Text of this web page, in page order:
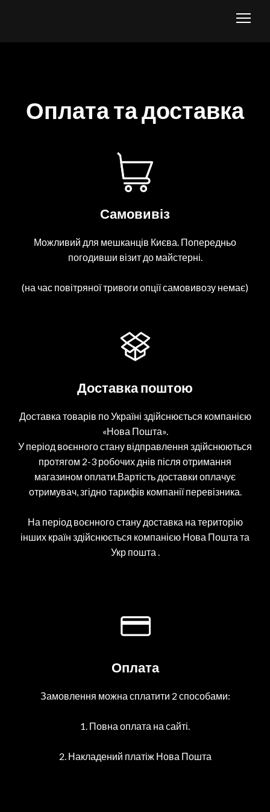
Оплата та доставка
Самовивіз
Можливий для мешканців Києва. Попередньо
погодивши візит до майстерні.
(на час повітряної тривоги опції самовивозу немає)
Доставка поштою
Доставка товарів по Україні здійснюється компанією
«Нова Пошта».
У період воєнного стану відправлення здійснюються
протягом 2-3 робочих днів після отримання
магазином оплати.Вартість доставки оплачує
отримувач, згідно тарифів компанії перевізника.
На період воєнного стану доставка на територію
інших країн здійснюється компанією Нова Пошта та
Укр пошта .
Оплата
Замовлення можна сплатити 2 способами:
1. Повна оплата на сайті.
2. Накладений платіж Нова Пошта